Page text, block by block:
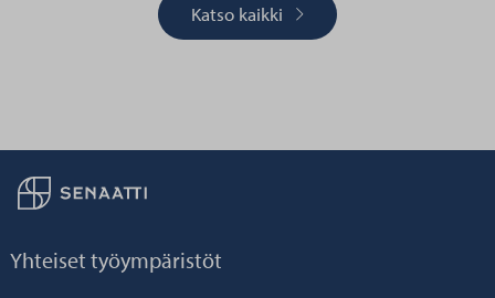
Katso kaikki
Palaa taikaisin etusivulle
Yhteiset työympäristöt